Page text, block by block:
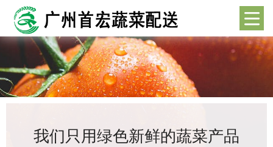
我们只用绿色新鲜的蔬菜产品